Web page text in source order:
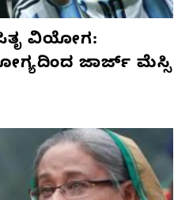
ವಿಯೋಗ:
ಜಾರ್ಜ್ ಮೆಸ್ಸಿ